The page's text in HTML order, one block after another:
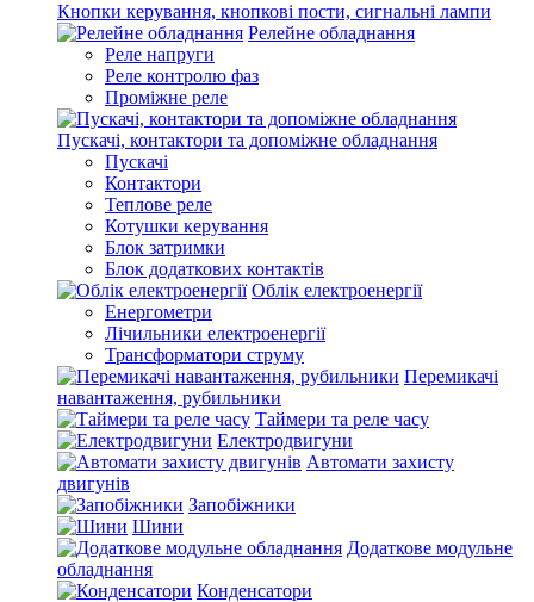
Кнопки керування, кнопкові пости, сигнальні лампи
Релейне обладнання
Реле напруги
Реле контролю фаз
Проміжне реле
Пускачі, контактори та допоміжне обладнання
Пускачі
Контактори
Теплове реле
Котушки керування
Блок затримки
Блок додаткових контактів
Облік електроенергії
Енергометри
Лічильники електроенергії
Трансформатори струму
Перемикачі
навантаження, рубильники
Таймери та реле часу
Електродвигуни
Автомати захисту
двигунів
Запобіжники
Шини
Додаткове модульне
обладнання
Конденсатори